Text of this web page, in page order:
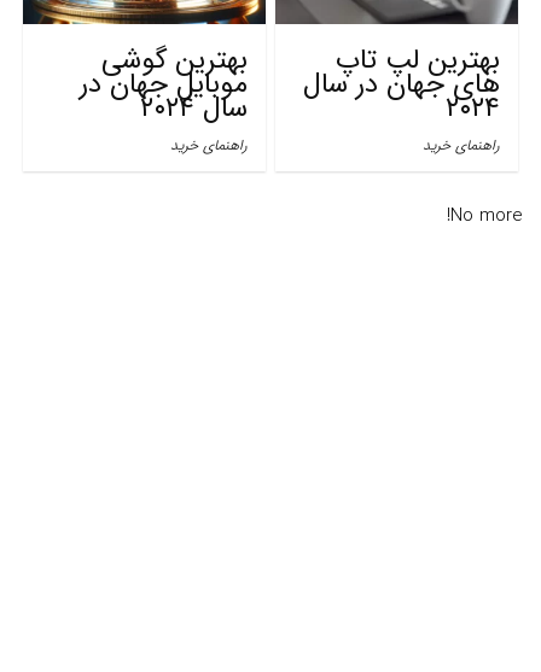
بهترین لپ تاپ
های جهان در سال
۲۰۲۴
راهنمای خرید
بهترین گوشی‌
موبایل جهان در
سال ۲۰۲۴
راهنمای خرید
No more!